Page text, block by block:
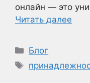
онлайн — это
Читать далее
Рубрики
Блог
Метки